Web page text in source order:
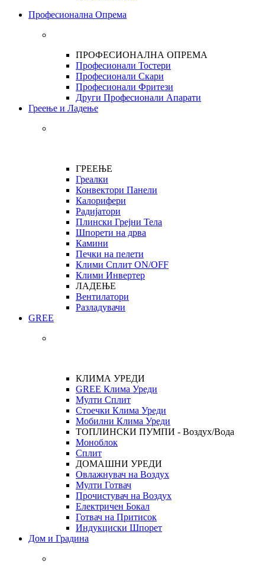
Професионална Опрема
ПРОФЕСИОНАЛНА ОПРЕМА
Професионали Тостери
Професионали Скари
Професионали Фритези
Други Професионали Апарати
Греење и Ладење
ГРЕЕЊЕ
Греалки
Конвектори Панели
Калорифери
Радијатори
Плински Грејни Тела
Шпорети на дрва
Камини
Печки на пелети
Клими Сплит ON/OFF
Клими Инвертер
ЛАДЕЊЕ
Вентилатори
Разладувачи
GREE
КЛИМА УРЕДИ
GREE Клима Уреди
Мулти Сплит
Стоечки Клима Уреди
Мобилни Клима Уреди
ТОПЛИНСКИ ПУМПИ - Воздух/Вода
Моноблок
Сплит
ДОМАШНИ УРЕДИ
Овлажнувач на Воздух
Мулти Готвач
Прочистувач на Воздух
Електричен Бокал
Готвач на Притисок
Индукциски Шпорет
Дом и Градина